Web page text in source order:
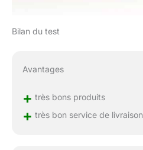
Bilan du test
Avantages
+ très bons produits
+ très bon service de livraison